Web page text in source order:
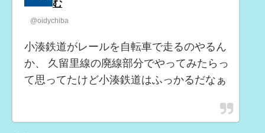
む
@oidychiba
小湊鉄道がレールを自転車で走るのやるん
か、 久留里線の廃線部分でやってみたらっ
て思ってたけど小湊鉄道はふっかるだなぁ